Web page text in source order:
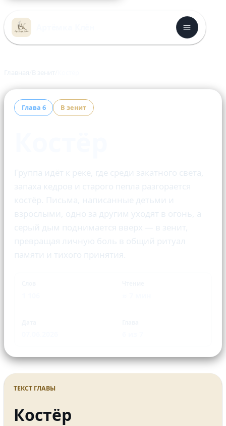
к
содержимому
Глава 6 В зенит
ТЕКСТ ГЛАВЫ
Костёр